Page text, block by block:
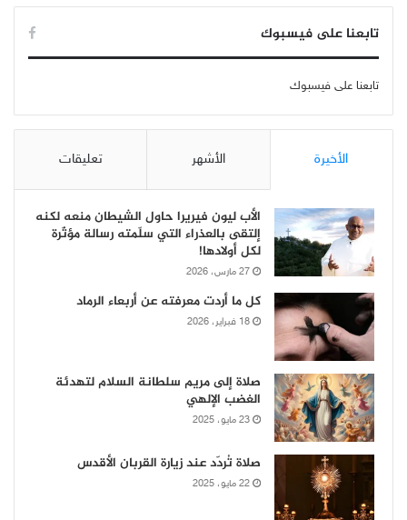
تابعنا على فيسبوك
تابعنا على فيسبوك
الأخيرة الأشهر تعليقات
الأب ليون فيريرا حاول الشيطان منعه لكنه
إلتقى بالعذراء التي سلّمته رسالة مؤثّرة
لكل أولادها!
27 مارس، 2026
كل ما أردت معرفته عن أربعاء الرماد
18 فبراير، 2026
صلاة إلى مريم سلطانة السلام لتهدئة
الغضب الإلهي
23 مايو، 2025
صلاة تُردّد عند زيارة القربان الأقدس
22 مايو، 2025